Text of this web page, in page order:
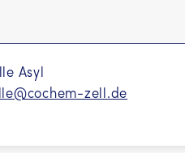
jeziku
Asyl
zell.de